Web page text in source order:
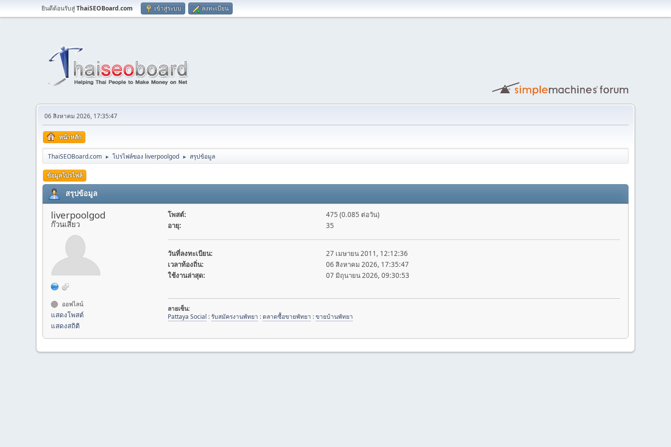
ยินดีต้อนรับสู่ThaiSEOBoard.com เข้าสู่ระบบ ลงทะเบียน
06 สิงหาคม 2026, 17:35:47
หน้าหลัก
ThaiSEOBoard.com ► โปรไฟล์ของ liverpoolgod ► สรุปข้อมูล
ข้อมูลโปรไฟล์
สรุปข้อมูล
liverpoolgod
ก๊วนเสียว
ออฟไลน์
แสดงโพสต์
แสดงสถิติ
โพสต์:
475 (0.085 ต่อวัน)
อายุ:
35
วันที่ลงทะเบียน:
27 เมษายน 2011, 12:12:36
เวลาท้องถิ่น:
06 สิงหาคม 2026, 17:35:47
ใช้งานล่าสุด:
07 มิถุนายน 2026, 09:30:53
ลายเซ็น:
Pattaya Social : รับสมัครงานพัทยา : ตลาดซื้อขายพัทยา :ขายบ้านพัทยา